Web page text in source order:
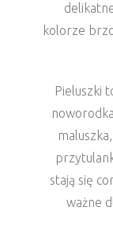
kolorze
Pieluszki
stają się
ważne